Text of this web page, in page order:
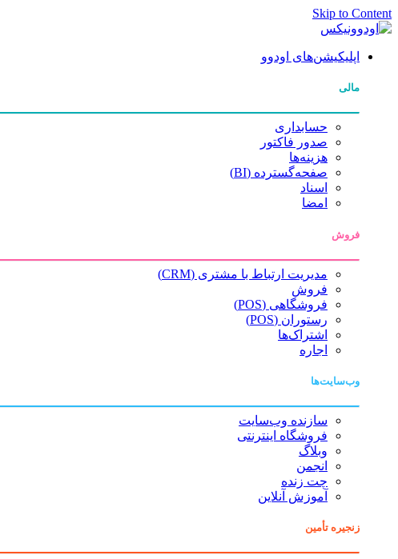
Skip to Content
اپلیکیشن‌های اودوو
مالی
حسابداری
صدور فاکتور
هزینه‌ها
صفحه‌گسترده (BI)
اسناد
امضا
فروش
مدیریت ارتباط با مشتری (CRM)
فروش
فروشگاهی (POS)
رستوران (POS)
اشتراک‌ها
اجاره
وب‌سایت‌ها
سازنده وب‌سایت
فروشگاه اینترنتی
وبلاگ
انجمن
چت زنده
آموزش آنلاین
زنجیره تأمین